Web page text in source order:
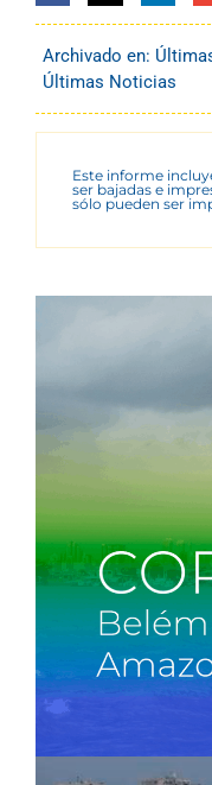
Archivado en:
Últimas Noticias
Este informe
ser bajadas e
sólo pueden ser